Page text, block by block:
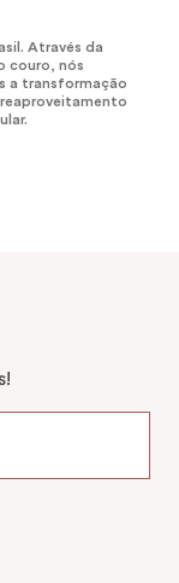
Através da
couro, nós
a transformação